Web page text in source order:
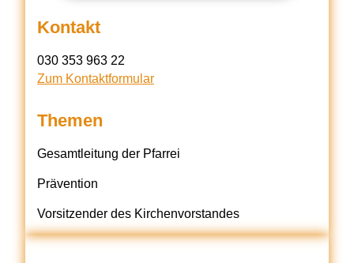
Kontakt
030 353 963 22
Zum Kontaktformular
Themen
Gesamtleitung der Pfarrei
Prävention
Vorsitzender des Kirchenvorstandes